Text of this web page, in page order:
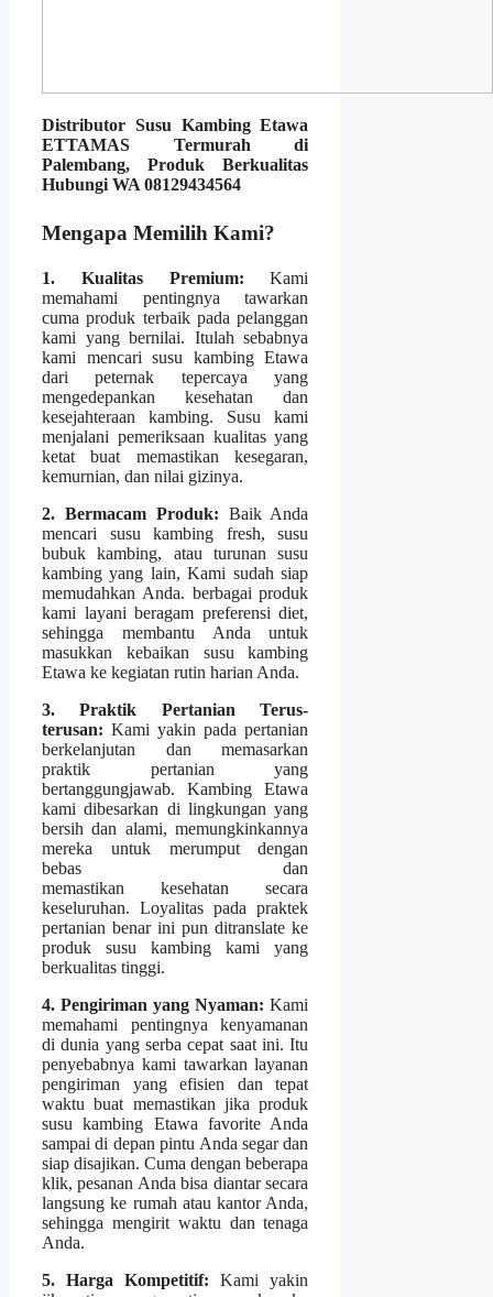
Distributor Susu Kambing Etawa
ETTAMAS Termurah di
Palembang, Produk Berkualitas
Hubungi WA 08129434564
Mengapa Memilih Kami?
1. Kualitas Premium: Kami
memahami pentingnya tawarkan
cuma produk terbaik pada pelanggan
kami yang bernilai. Itulah sebabnya
kami mencari susu kambing Etawa
dari peternak tepercaya yang
mengedepankan kesehatan dan
kesejahteraan kambing. Susu kami
menjalani pemeriksaan kualitas yang
ketat buat memastikan kesegaran,
kemurnian, dan nilai gizinya.
2. Bermacam Produk: Baik Anda
mencari susu kambing fresh, susu
bubuk kambing, atau turunan susu
kambing yang lain, Kami sudah siap
memudahkan Anda. berbagai produk
kami layani beragam preferensi diet,
sehingga membantu Anda untuk
masukkan kebaikan susu kambing
Etawa ke kegiatan rutin harian Anda.
3. Praktik Pertanian Terus-
terusan: Kami yakin pada pertanian
berkelanjutan dan memasarkan
praktik pertanian yang
bertanggungjawab. Kambing Etawa
kami dibesarkan di lingkungan yang
bersih dan alami, memungkinkannya
mereka untuk merumput dengan
bebas dan
memastikan kesehatan secara
keseluruhan. Loyalitas pada praktek
pertanian benar ini pun ditranslate ke
produk susu kambing kami yang
berkualitas tinggi.
4. Pengiriman yang Nyaman: Kami
memahami pentingnya kenyamanan
di dunia yang serba cepat saat ini. Itu
penyebabnya kami tawarkan layanan
pengiriman yang efisien dan tepat
waktu buat memastikan jika produk
susu kambing Etawa favorite Anda
sampai di depan pintu Anda segar dan
siap disajikan. Cuma dengan beberapa
klik, pesanan Anda bisa diantar secara
langsung ke rumah atau kantor Anda,
sehingga mengirit waktu dan tenaga
Anda.
5. Harga Kompetitif: Kami yakin